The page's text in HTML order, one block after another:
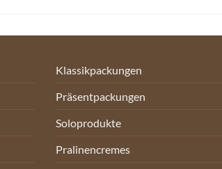
Klassikpackungen
Präsentpackungen
Soloprodukte
Pralinencremes